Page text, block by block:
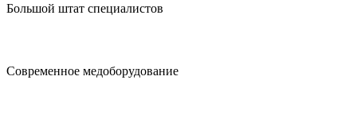
Большой штат специалистов
Современное медоборудование